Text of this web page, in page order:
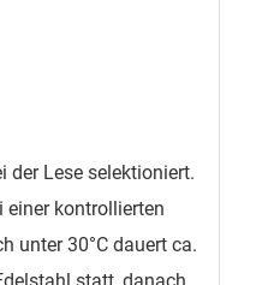
der Lese selektioniert.
einer kontrollierten
unter 30°C dauert ca.